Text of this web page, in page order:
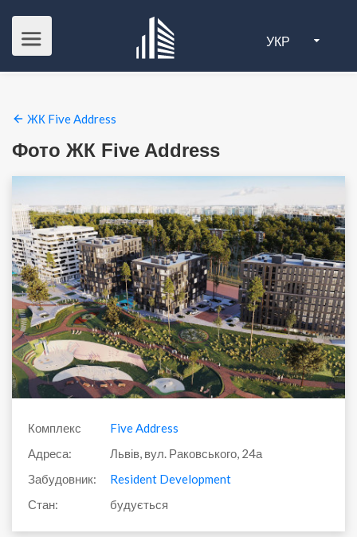
УКР
ЖК Five Address
Фото ЖК Five Address
Комплекс
Five Address
Адреса:
Львів, вул. Раковського, 24а
Забудовник:
Resident Development
Стан:
будується